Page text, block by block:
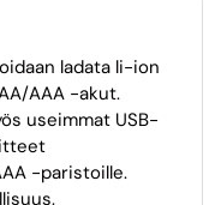
ladata li-ion
AA/AAA -akut.
useimmat USB-
-paristoille.